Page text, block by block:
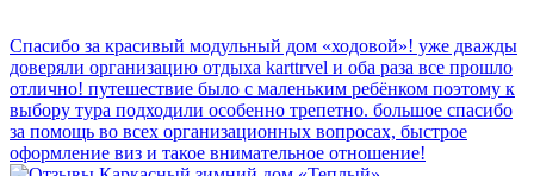
Спасибо за красивый модульный дом «ходовой»! уже дважды
доверяли организацию отдыха karttrvel и оба раза все прошло
отлично! путешествие было с маленьким ребёнком поэтому к
выбору тура подходили особенно трепетно. большое спасибо
за помощь во всех организационных вопросах, быстрое
оформление виз и такое внимательное отношение!